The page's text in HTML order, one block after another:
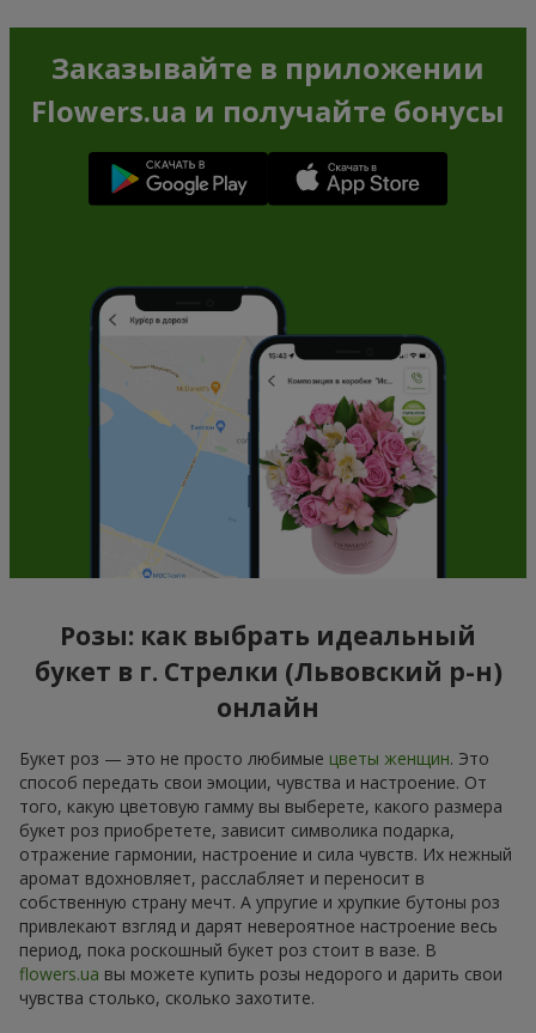
Заказывайте в приложении
Flowers.ua и получайте бонусы
Розы: как выбрать идеальный
букет в г. Стрелки (Львовский р-н)
онлайн
Букет роз — это не просто любимые цветы женщин. Это
способ передать свои эмоции, чувства и настроение. От
того, какую цветовую гамму вы выберете, какого размера
букет роз приобретете, зависит символика подарка,
отражение гармонии, настроение и сила чувств. Их нежный
аромат вдохновляет, расслабляет и переносит в
собственную страну мечт. А упругие и хрупкие бутоны роз
привлекают взгляд и дарят невероятное настроение весь
период, пока роскошный букет роз стоит в вазе. В
flowers.ua вы можете купить розы недорого и дарить свои
чувства столько, сколько захотите.